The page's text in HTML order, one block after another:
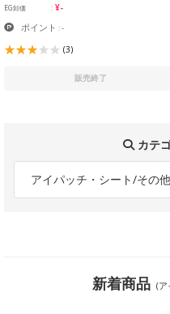
EG卸価 ¥-
ポイント : -
(3)
販売終了
カテ
アイパッチ・シート/その他
新着商品 (ア